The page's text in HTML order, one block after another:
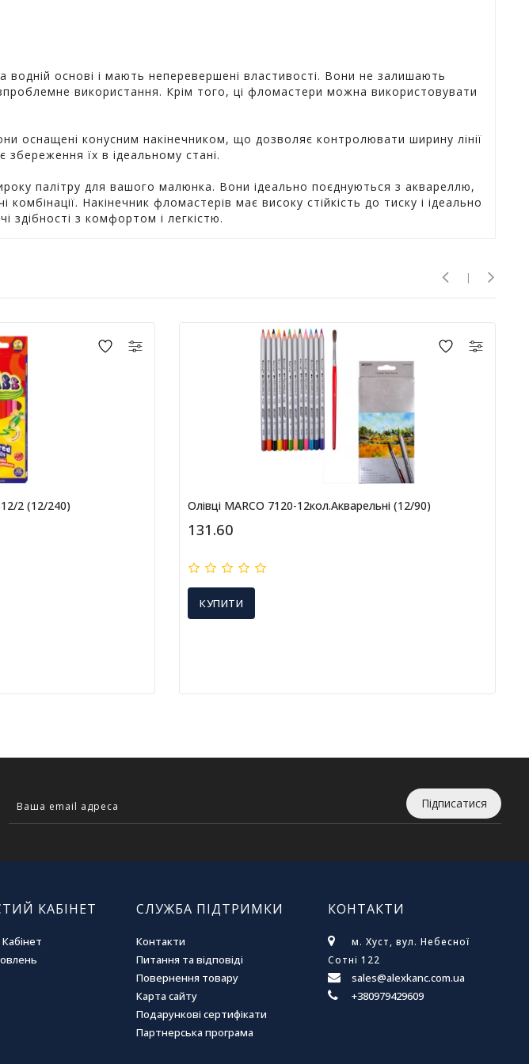
основі і мають неперевершені властивості. Вони не залишають
використання. Крім того, ці фломастери можна використовувати
конусним накінечником, що дозволяє контролювати ширину лінії
їх в ідеальному стані.
палітру для вашого малюнка. Вони ідеально поєднуються з аквареллю,
Накінечник фломастерів має високу стійкість до тиску і ідеально
з комфортом і легкістю.
2 (12/240) Олівці MARCO 7120-12кол.акварельні (12/90)
131.60
КУПИТИ
Підписатися
КАБІНЕТ СЛУЖБА ПІДТРИМКИ
Контакти
Питання та відповіді
Повернення товару
Карта сайту
Подарункові сертифікати
Партнерська програма
КОНТАКТИ
м. Хуст, вул. Небесної
Сотні 122
sales@alexkanc.com.ua
+380979429609